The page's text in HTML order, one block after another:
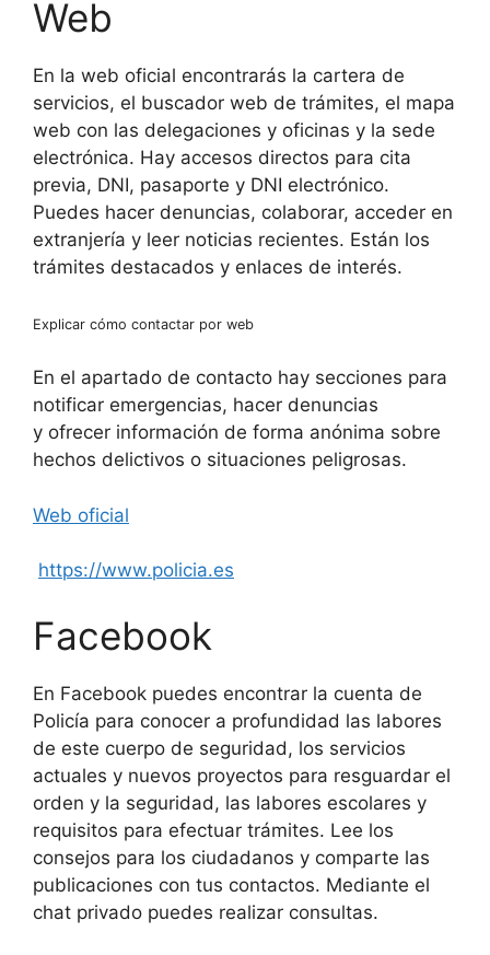
Web
En la web oficial encontrarás la cartera de
servicios, el buscador web de trámites, el mapa
web con las delegaciones y oficinas y la sede
electrónica. Hay accesos directos para cita
previa, DNI, pasaporte y DNI electrónico.
Puedes hacer denuncias, colaborar, acceder en
extranjería y leer noticias recientes. Están los
trámites destacados y enlaces de interés.
Explicar cómo contactar por web
En el apartado de contacto hay secciones para
notificar emergencias, hacer denuncias
y ofrecer información de forma anónima sobre
hechos delictivos o situaciones peligrosas.
Web oficial
https://www.policia.es
Facebook
En Facebook puedes encontrar la cuenta de
Policía para conocer a profundidad las labores
de este cuerpo de seguridad, los servicios
actuales y nuevos proyectos para resguardar el
orden y la seguridad, las labores escolares y
requisitos para efectuar trámites. Lee los
consejos para los ciudadanos y comparte las
publicaciones con tus contactos. Mediante el
chat privado puedes realizar consultas.